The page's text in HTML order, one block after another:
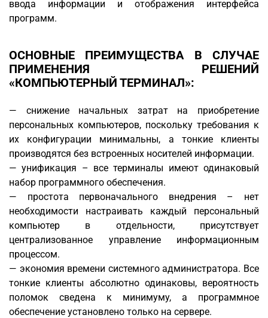
ввода информации и отображения интерфейса
программ.
ОСНОВНЫЕ ПРЕИМУЩЕСТВА В СЛУЧАЕ
ПРИМЕНЕНИЯ РЕШЕНИЙ
«КОМПЬЮТЕРНЫЙ ТЕРМИНАЛ»:
— снижение начальных затрат на приобретение
персональных компьютеров, поскольку требования к
их конфигурации минимальны, а тонкие клиенты
производятся без встроенных носителей информации.
— унификация – все терминалы имеют одинаковый
набор программного обеспечения.
— простота первоначального внедрения – нет
необходимости настраивать каждый персональный
компьютер в отдельности, присутствует
централизованное управление информационным
процессом.
— экономия времени системного администратора. Все
тонкие клиенты абсолютно одинаковы, вероятность
поломок сведена к минимуму, а программное
обеспечение установлено только на сервере.